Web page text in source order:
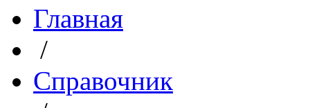
Главная
/
Справочник